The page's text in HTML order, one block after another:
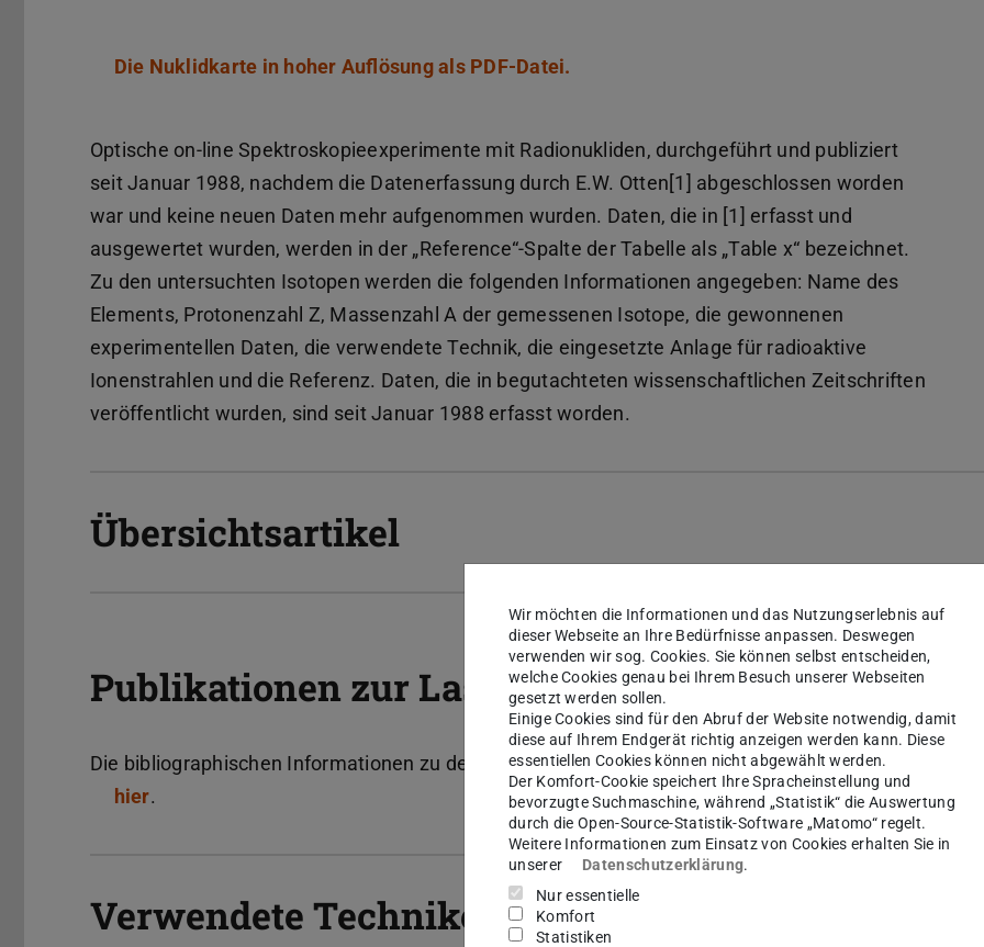
Die Nuklidkarte in hoher Auflösung als PDF-Datei.
Optische on-line Spektroskopieexperimente mit Radionukliden, durchgeführt und publiziert
seit Januar 1988, nachdem die Datenerfassung durch E.W. Otten[1] abgeschlossen worden
war und keine neuen Daten mehr aufgenommen wurden. Daten, die in [1] erfasst und
ausgewertet wurden, werden in der „Reference“-Spalte der Tabelle als „Table x“ bezeichnet.
Zu den untersuchten Isotopen werden die folgenden Informationen angegeben: Name des
Elements, Protonenzahl Z, Massenzahl A der gemessenen Isotope, die gewonnenen
experimentellen Daten, die verwendete Technik, die eingesetzte Anlage für radioaktive
Ionenstrahlen und die Referenz. Daten, die in begutachteten wissenschaftlichen Zeitschriften
veröffentlicht wurden, sind seit Januar 1988 erfasst worden.
Übersichtsartikel
Publikationen zur Laserspektroskopie
Die bibliographischen Informationen zu den in der Tabelle genannten Publikationen finden Sie
hier.
Verwendete Techniken
Wir möchten die Informationen und das Nutzungserlebnis auf
dieser Webseite an Ihre Bedürfnisse anpassen. Deswegen
verwenden wir sog. Cookies. Sie können selbst entscheiden,
welche Cookies genau bei Ihrem Besuch unserer Webseiten
gesetzt werden sollen.
Einige Cookies sind für den Abruf der Website notwendig, damit
diese auf Ihrem Endgerät richtig anzeigen werden kann. Diese
essentiellen Cookies können nicht abgewählt werden.
Der Komfort-Cookie speichert Ihre Spracheinstellung und
bevorzugte Suchmaschine, während „Statistik“ die Auswertung
durch die Open-Source-Statistik-Software „Matomo“ regelt.
Weitere Informationen zum Einsatz von Cookies erhalten Sie in
unserer
Datenschutzerklärung.
Nur essentielle
Komfort
Statistiken